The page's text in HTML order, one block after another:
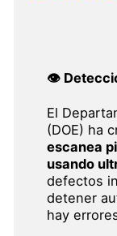
👁️
El
(DOE) ha
escanea
usando
defectos
detener
hay